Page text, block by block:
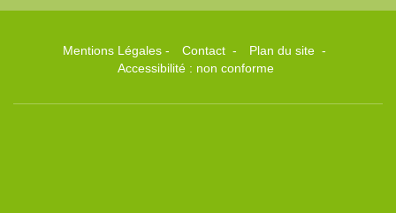
Mentions Légales- Contact - Plan du site -
Accessibilité : non conforme